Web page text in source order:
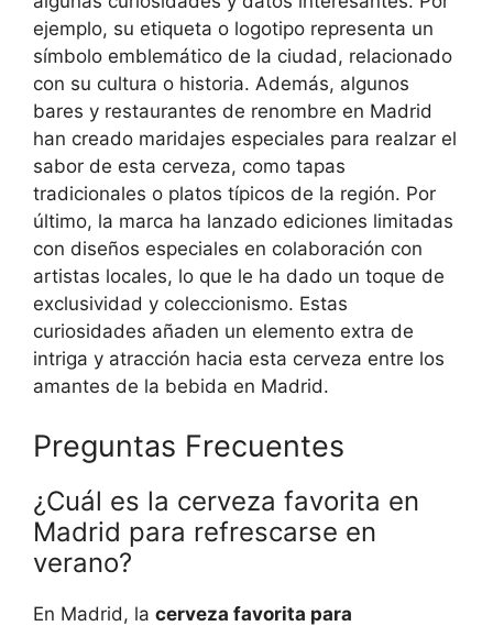
ejemplo, su etiqueta o logotipo representa un
símbolo emblemático de la ciudad, relacionado
con su cultura o historia. Además, algunos
bares y restaurantes de renombre en Madrid
han creado maridajes especiales para realzar el
sabor de esta cerveza, como tapas
tradicionales o platos típicos de la región. Por
último, la marca ha lanzado ediciones limitadas
con diseños especiales en colaboración con
artistas locales, lo que le ha dado un toque de
exclusividad y coleccionismo. Estas
curiosidades añaden un elemento extra de
intriga y atracción hacia esta cerveza entre los
amantes de la bebida en Madrid.
Preguntas Frecuentes
¿Cuál es la cerveza favorita en
Madrid para refrescarse en
verano?
En Madrid, la cerveza favorita para